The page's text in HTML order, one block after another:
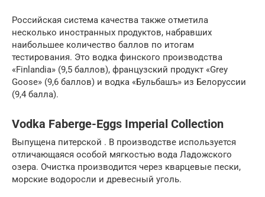
Российская система качества также отметила
несколько иностранных продуктов, набравших
наибольшее количество баллов по итогам
тестирования. Это водка финского производства
«Finlandia» (9,5 баллов), французский продукт «Grey
Goose» (9,6 баллов) и водка «Бульбашъ» из Белоруссии
(9,4 балла).
Vodka Faberge-Eggs Imperial Collection
Выпущена питерской . В производстве используется
отличающаяся особой мягкостью вода Ладожского
озера. Очистка производится через кварцевые пески,
морские водоросли и древесный уголь.